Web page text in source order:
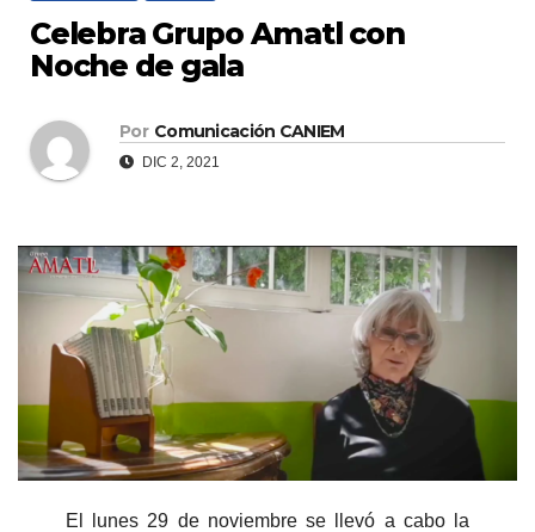
Celebra Grupo Amatl con
Noche de gala
Por Comunicación CANIEM
DIC 2, 2021
El lunes 29 de noviembre se llevó a cabo la